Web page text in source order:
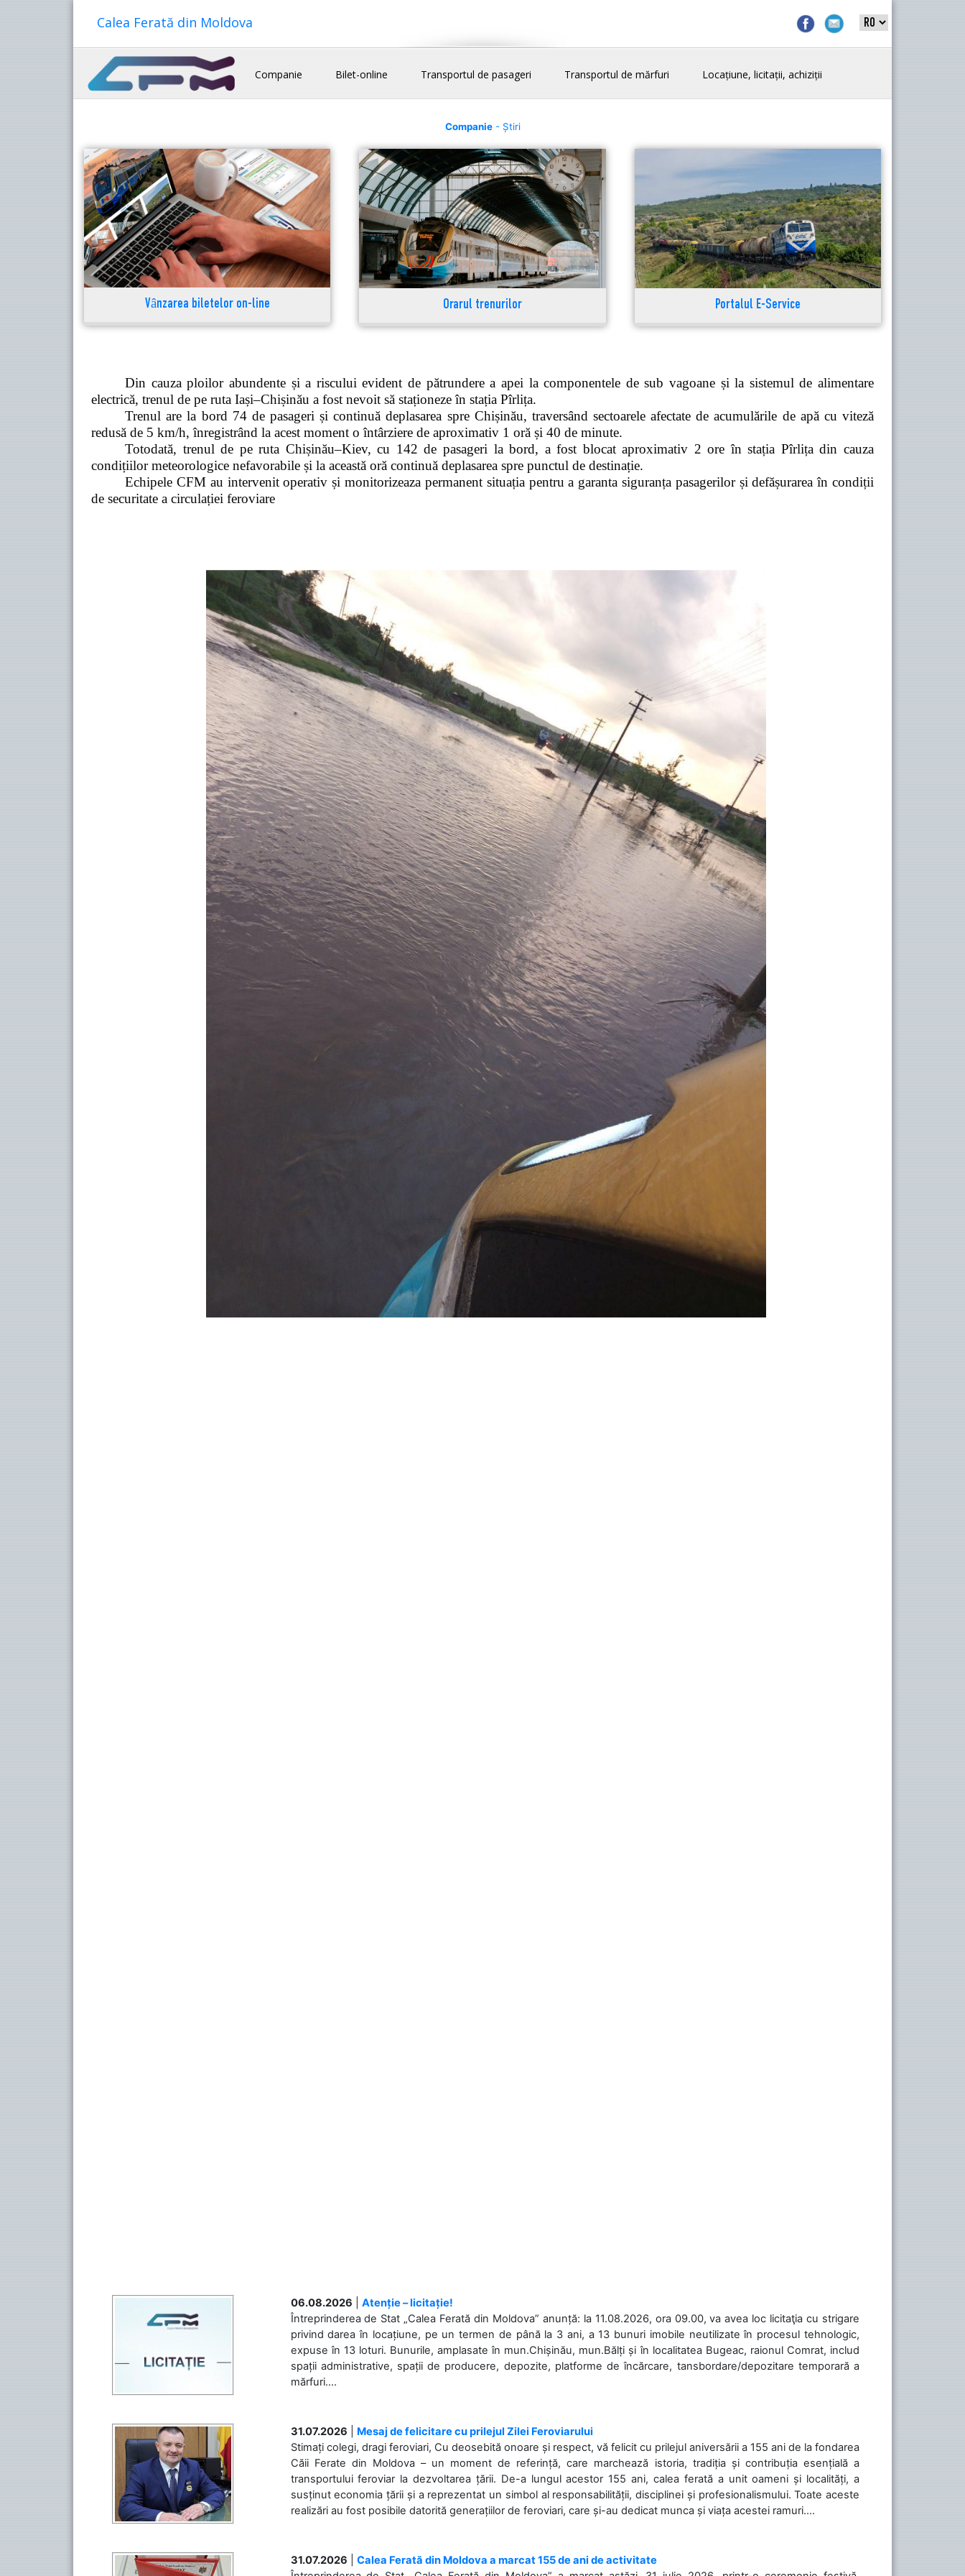
Calea Ferată din Moldova
Companie Bilet-online Transportul de pasageri Transportul de mărfuri Locațiune, licitații, achiziții
Companie- Știri
Vânzarea biletelor on-line Orarul trenurilor Portalul E-Service
Din cauza ploilor abundente și a riscului evident de pătrundere a apei la componentele de sub vagoane și la sistemul de alimentare
electrică, trenul de pe ruta Iași–Chișinău a fost nevoit să staționeze în stația Pîrlița.
Trenul are la bord 74 de pasageri și continuă deplasarea spre Chișinău, traversând sectoarele afectate de acumulările de apă cu viteză
redusă de 5 km/h, înregistrând la acest moment o întârziere de aproximativ 1 oră și 40 de minute.
Totodată, trenul de pe ruta Chișinău–Kiev, cu 142 de pasageri la bord, a fost blocat aproximativ 2 ore în stația Pîrlița din cauza
condițiilor meteorologice nefavorabile și la această oră continuă deplasarea spre punctul de destinație.
Echipele CFM au intervenit operativ și monitorizeaza permanent situația pentru a garanta siguranța pasagerilor și defășurarea în condiții
de securitate a circulației feroviare
06.08.2026
Atenție – licitație!
Întreprinderea de Stat „Calea Ferată din Moldova” anunță: la 11.08.2026, ora 09.00, va avea loc licitaţia cu strigare
privind darea în locațiune, pe un termen de până la 3 ani, a 13 bunuri imobile neutilizate în procesul tehnologic,
expuse în 13 loturi. Bunurile, amplasate în mun.Chișinău, mun.Bălți și în localitatea Bugeac, raionul Comrat, includ
spații administrative, spații de producere, depozite, platforme de încărcare, tansbordare/depozitare temporară a
mărfuri....
31.07.2026
Mesaj de felicitare cu prilejul Zilei Feroviarului
Stimați colegi, dragi feroviari, Cu deosebită onoare și respect, vă felicit cu prilejul aniversării a 155 ani de la fondarea
Căii Ferate din Moldova – un moment de referință, care marchează istoria, tradiția și contribuția esențială a
transportului feroviar la dezvoltarea țării. De-a lungul acestor 155 ani, calea ferată a unit oameni și localități, a
susținut economia țării și a reprezentat un simbol al responsabilității, disciplinei și profesionalismului. Toate aceste
realizări au fost posibile datorită generațiilor de feroviari, care și-au dedicat munca și viața acestei ramuri....
31.07.2026
Calea Ferată din Moldova a marcat 155 de ani de activitate